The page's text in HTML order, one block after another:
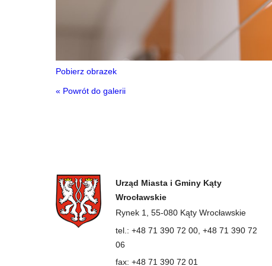
Pobierz obrazek
« Powrót do galerii
Urząd Miasta i Gminy Kąty
Wrocławskie
Rynek 1, 55-080 Kąty Wrocławskie
tel.: +48 71 390 72 00, +48 71 390 72
06
fax: +48 71 390 72 01